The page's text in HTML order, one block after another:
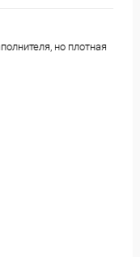
но плотная